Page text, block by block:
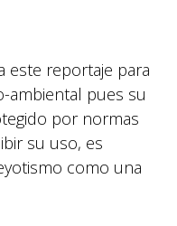
este reportaje para
ambiental pues su
por normas
su uso, es
como una